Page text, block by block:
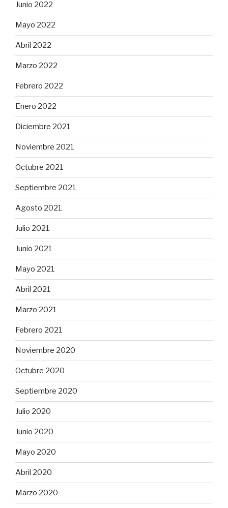
Junio 2022
Mayo 2022
Abril 2022
Marzo 2022
Febrero 2022
Enero 2022
Diciembre 2021
Noviembre 2021
Octubre 2021
Septiembre 2021
Agosto 2021
Julio 2021
Junio 2021
Mayo 2021
Abril 2021
Marzo 2021
Febrero 2021
Noviembre 2020
Octubre 2020
Septiembre 2020
Julio 2020
Junio 2020
Mayo 2020
Abril 2020
Marzo 2020